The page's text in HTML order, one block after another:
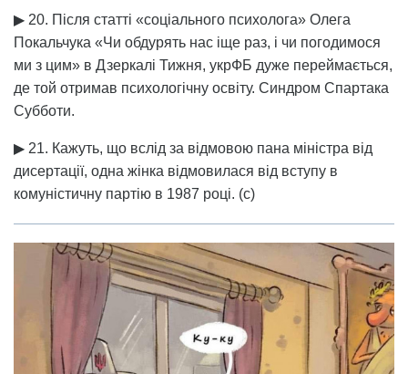
▶ 20. Після статті «соціального психолога» Олега
Покальчука «Чи обдурять нас іще раз, і чи погодимося
ми з цим» в Дзеркалі Тижня, укрФБ дуже переймається,
де той отримав психологічну освіту. Синдром Спартака
Субботи.
▶ 21. Кажуть, що вслід за відмовою пана міністра від
дисертації, одна жінка відмовилася від вступу в
комуністичну партію в 1987 році. (с)